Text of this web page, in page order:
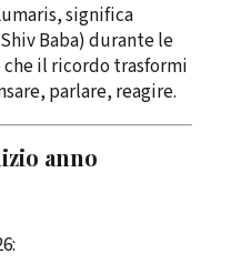
significa
Baba) durante le
il ricordo trasformi
parlare, reagire.
anno